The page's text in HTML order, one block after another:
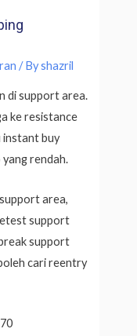
/ Byshazril
di support area.
ke resistance
instant buy
rendah.
area,
support
support
cari reentry